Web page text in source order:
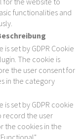
functionalities and
is set by GDPR Cookie
The cookie is
the user consent for
in the category
is set by GDPR cookie
record the user
the cookies in the